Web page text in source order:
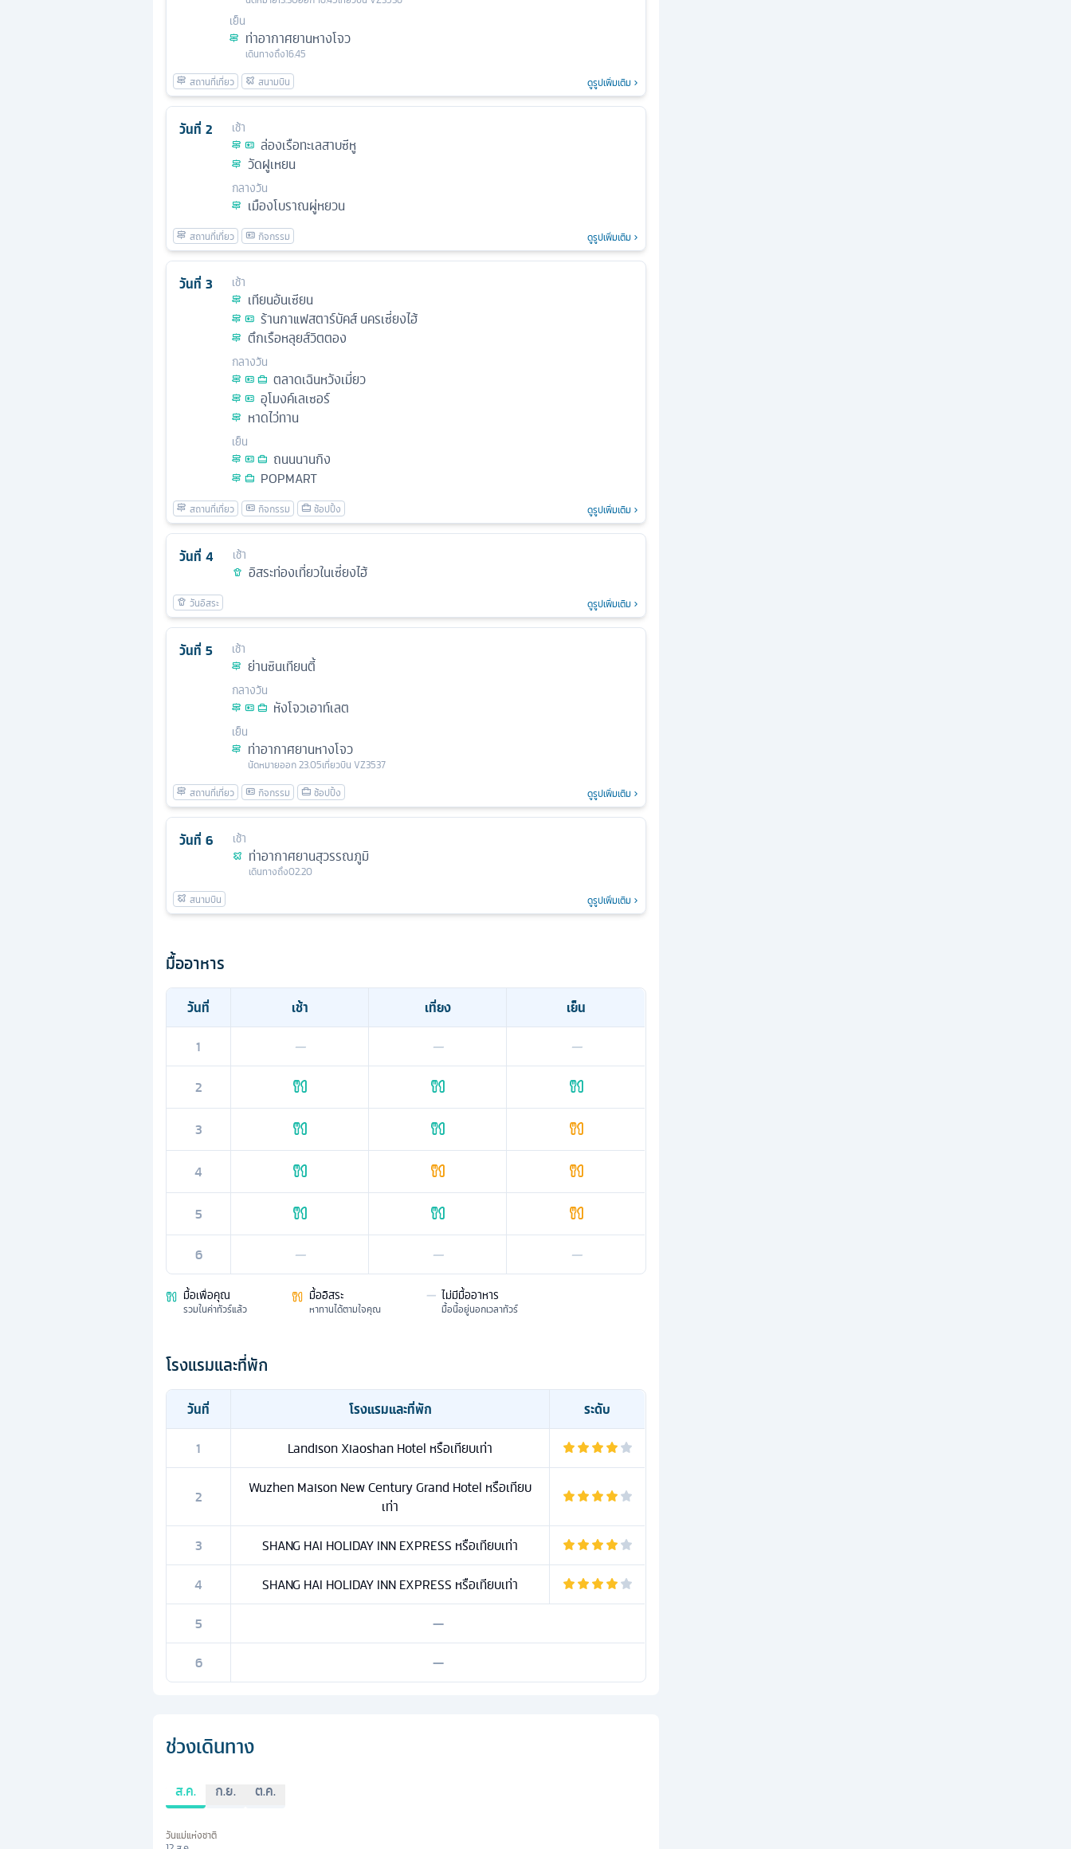
เย็น
ท่าอากาศยานหางโจว
เดินทางถึง16.45
ดูรูปเพิ่มเติม
วันที่ 2 เช้า
ล่องเรือทะเลสาบซีหู
วัดฝูเหยน
กลางวัน
เมืองโบราณผู่หยวน
ดูรูปเพิ่มเติม
วันที่ 3 เช้า
เทียนอันเซียน
ร้านกาแฟสตาร์บัคส์ นครเซี่ยงไฮ้
ตึกเรือหลุยส์วิตตอง
กลางวัน
ตลาดเฉินหวังเมี่ยว
อุโมงค์เลเซอร์
หาดไว่ทาน
เย็น
ถนนนานกิง
POPMART
ดูรูปเพิ่มเติม
วันที่ 4 เช้า
อิสระท่องเที่ยวในเซี่ยงไฮ้
ดูรูปเพิ่มเติม
วันที่ 5 เช้า
ย่านซินเทียนตี้
กลางวัน
หังโจวเอาท์เลต
เย็น
ท่าอากาศยานหางโจว
นัดหมายออก23.05เที่ยวบิน VZ3537
ดูรูปเพิ่มเติม
วันที่ 6 เช้า
ท่าอากาศยานสุวรรณภูมิ
เดินทางถึง02.20
ดูรูปเพิ่มเติม
มื้ออาหาร
วันที่ เช้า เที่ยง
เย็น
1
— —
—
2
3
4
5
6
— — —
มื้อเพื่อคุณ
รวมในค่าทัวร์แล้ว
มื้ออิสระ
หาทานได้ตามใจคุณ
— ไม่มีมื้ออาหาร
มื้อนี้อยู่นอกเวลาทัวร์
โรงแรมและที่พัก
วันที่ โรงแรมและที่พัก
ระดับ
1
Landison Xiaoshan Hotel หรือเทียบเท่า
2
Wuzhen Maison New Century Grand Hotel หรือเทียบ
เท่า
3
SHANG HAI HOLIDAY INN EXPRESS หรือเทียบเท่า
4
SHANG HAI HOLIDAY INN EXPRESS หรือเทียบเท่า
5
—
6
—
ช่วงเดินทาง
ส.ค. ก.ย. ต.ค.
วันแม่แห่งชาติ